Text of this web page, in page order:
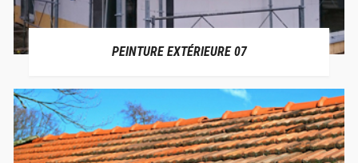
PEINTURE EXTÉRIEURE 07